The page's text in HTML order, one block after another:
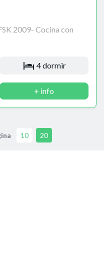
2009- Cocina con
4 dormir
+ info
10 20